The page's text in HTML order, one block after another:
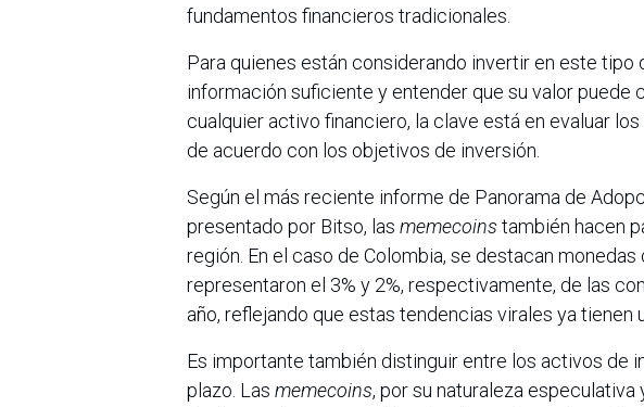
fundamentos financieros tradicionales.
Para quienes están considerando invertir en este
información suficiente y entender que su valor puede
cualquier activo financiero, la clave está en evaluar
de acuerdo con los objetivos de inversión.
Según el más reciente informe de Panorama de
presentado por Bitso, las memecoins también hacen
región. En el caso de Colombia, se destacan monedas
representaron el 3% y 2%, respectivamente, de las
año, reflejando que estas tendencias virales ya tienen
Es importante también distinguir entre los activos de
plazo. Las memecoins, por su naturaleza